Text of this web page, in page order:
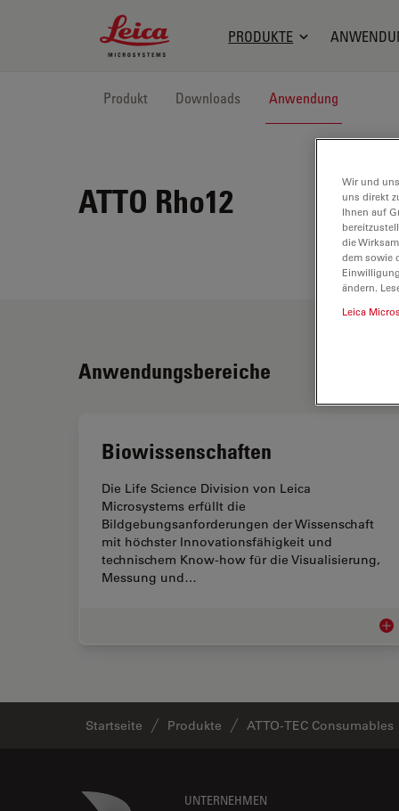
Leica Microsystems Logo
PRODUKTE
Produkt Downloads Anwendung
ATTO Rho12
Anwendungsbereiche
Biowissenschaften
Die Life Science Division von Leica
Microsystems erfüllt die
Bildgebungsanforderungen der Wissenschaft
mit höchster Innovationsfähigkeit und
technischem Know-how für die Visualisierung,
Messung und…
Startseite Produkte ATTO-TEC Consumables
Danaher Logo UNTERNEHMEN
Wir und
uns direkt
Ihnen auf
die
dem sowie
ändern.
Leica